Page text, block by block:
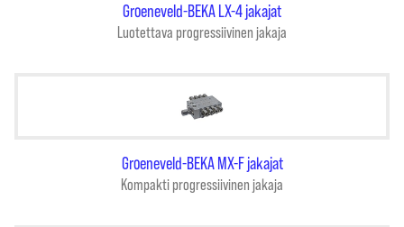
Groeneveld-BEKA LX-4 jakajat
Luotettava progressiivinen jakaja
Groeneveld-BEKA MX-F jakajat
Kompakti progressiivinen jakaja